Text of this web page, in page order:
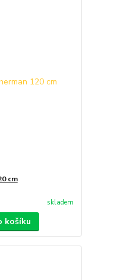
cm
skladem
košíku